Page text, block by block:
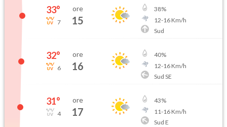
33°
7
ore
15
38%
12-16Km/h
Sud
32°
6
ore
16
40%
12-16Km/h
Sud SE
31°
4
ore
17
43%
11-16Km/h
Sud E